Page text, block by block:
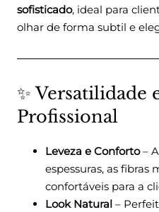
sofisticado, ideal para
olhar de forma subtil e
✨ Versatilidade
Profissional
Leveza e Conforto–
espessuras, as fibras
confortáveis para a
Look Natural –